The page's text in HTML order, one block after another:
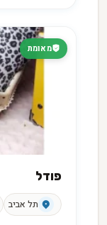
מאומת
פודל
תל אביב